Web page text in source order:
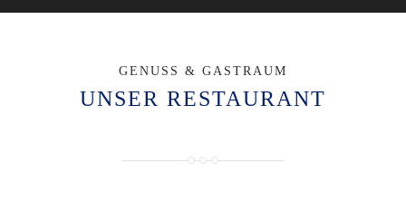
GENUSS & GASTRAUM
UNSER RESTAURANT